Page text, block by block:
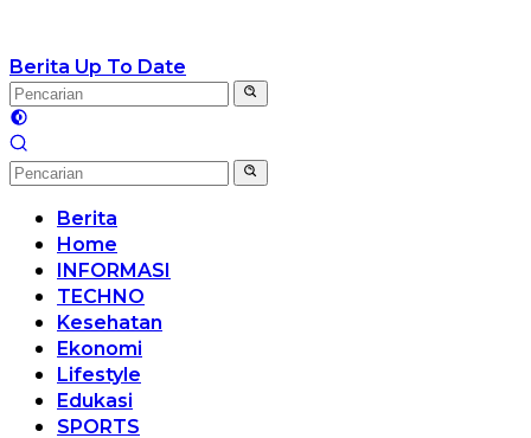
Berita Up To Date
Berita
Home
INFORMASI
TECHNO
Kesehatan
Ekonomi
Lifestyle
Edukasi
SPORTS